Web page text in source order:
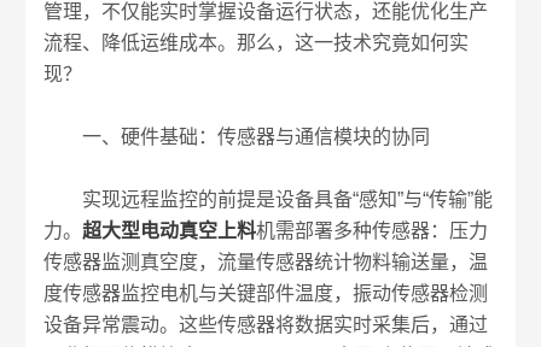
管理，不仅能实时掌握设备运行状态，还能优化生产
流程、降低运维成本。那么，这一技术究竟如何实
现？​
一、硬件基础：传感器与通信模块的协同​
实现远程监控的前提是设备具备“感知”与“传输”能
力。超大型电动真空上料机需部署多种传感器：压力
传感器监测真空度，流量传感器统计物料输送量，温
度传感器监控电机与关键部件温度，振动传感器检测
设备异常震动。这些传感器将数据实时采集后，通过